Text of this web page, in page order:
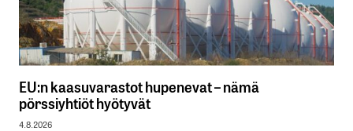
EU:n kaasuvarastot hupenevat – nämä
pörssiyhtiöt hyötyvät
4.8.2026